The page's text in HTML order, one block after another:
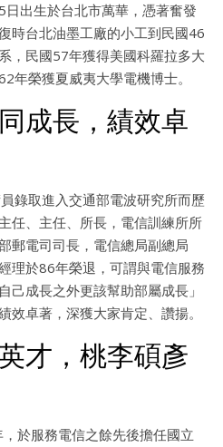
出生於台北市萬華，憑著奮發
時台北油墨工廠的小工到民國46
，民國57年獲得美國科羅拉多大
年榮獲夏威夷大學電機博士。
成長，績效卓
錄取進入交通部電波研究所而歷
任、主任、所長，電信訓練所所
郵電司司長，電信總局副總局
理於86年榮退，可謂與電信服務
己成長之外更該幫助部屬成長」
效卓著，深獲大家肯定、讚揚。
才，桃李碩彥
於服務電信之餘先後擔任國立